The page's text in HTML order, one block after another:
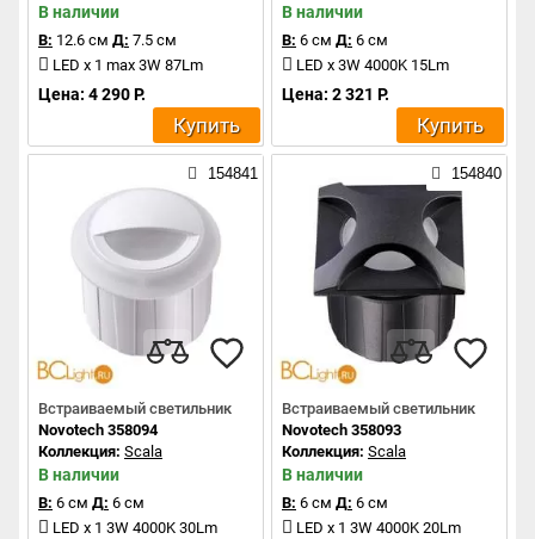
В наличии
В: 12.6 см Д: 7.5 см
LED x 1 max 3W 87Lm
Цена: 4 290 Р.
Купить
В наличии
В: 6 см Д: 6 см
LED x 3W 4000K 15Lm
Цена: 2 321 Р.
Купить
154841
Встраиваемый светильник
Novotech 358094
Коллекция: Scala
В наличии
В: 6 см Д: 6 см
LED x 1 3W 4000K 30Lm
154840
Встраиваемый светильник
Novotech 358093
Коллекция: Scala
В наличии
В: 6 см Д: 6 см
LED x 1 3W 4000K 20Lm